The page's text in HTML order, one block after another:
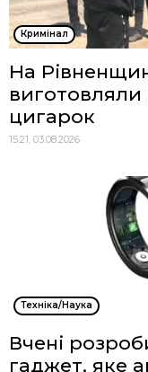
Кримінал
На
цигарок
15:21, 03.08.2026
Техніка/Наука
Вчені
гаджет, яке